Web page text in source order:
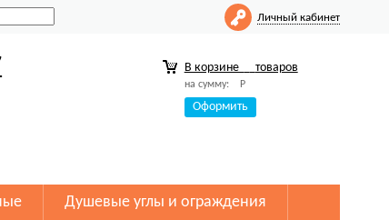
Личный кабинет
В корзине товаров
на сумму: Р
Оформить
Душевые углы и ограждения